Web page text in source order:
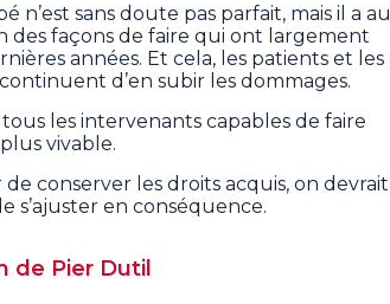
n’est sans doute pas parfait, mais il a au
façons de faire qui ont largement
années. Et cela, les patients et les
d’en subir les dommages.
les intervenants capables de faire
vivable.
conserver les droits acquis, on devrait
s’ajuster en conséquence.
de Pier Dutil